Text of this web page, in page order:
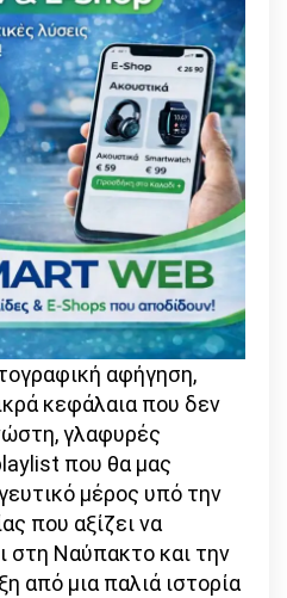
αφήγηση,
κεφάλαια που δεν
γλαφυρές
που θα μας
μέρος υπό την
που αξίζει να
στη Ναύπακτο και την
από μια παλιά ιστορία